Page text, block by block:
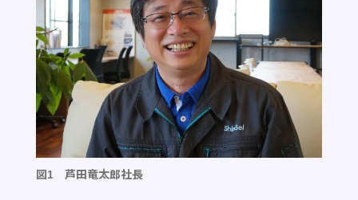
図1 芦田竜太郎社長